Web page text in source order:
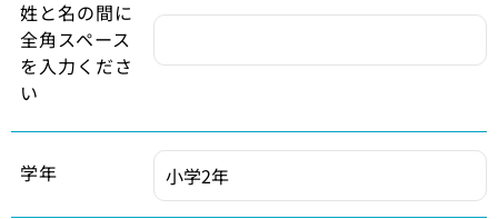
姓と名の間に
全角スペース
を入力くださ
い
学年